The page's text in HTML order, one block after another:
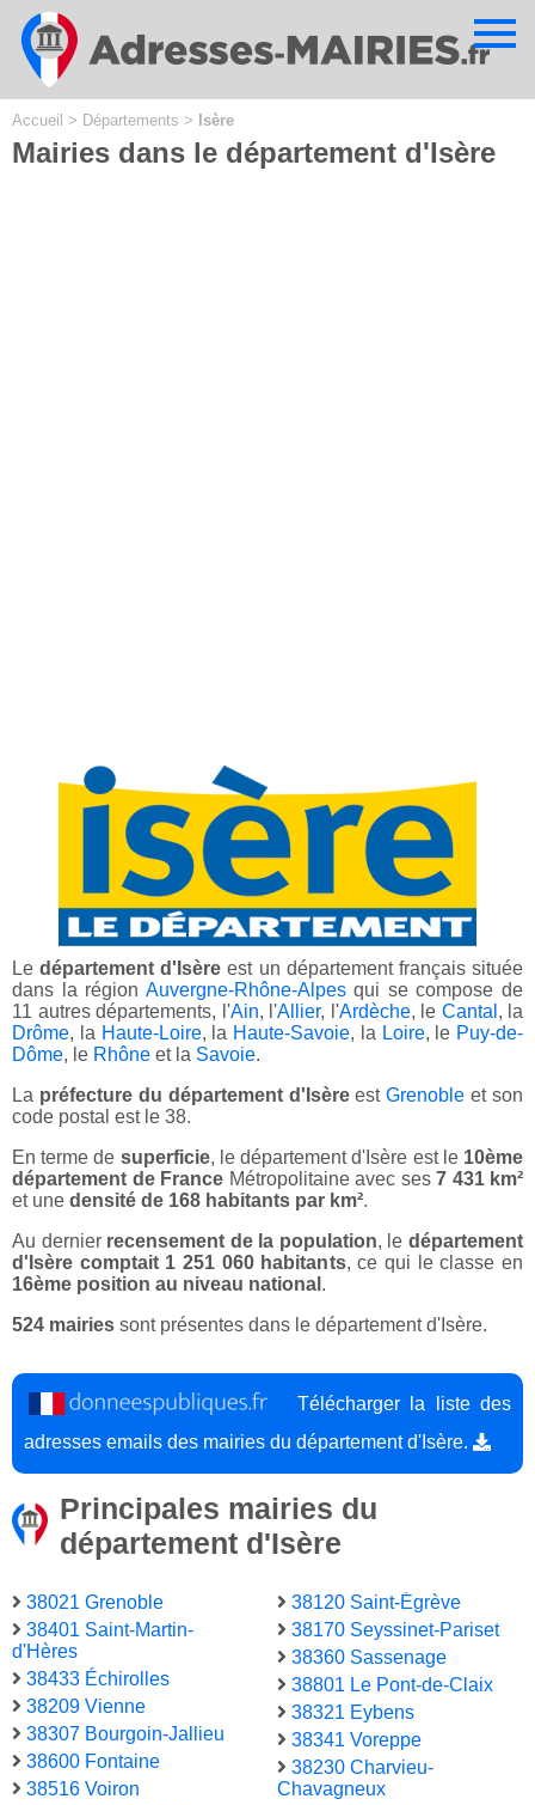
Accueil > Départements > Isère
Mairies dans le département d'Isère
Ledépartement d'Isère est un département français située
dans la région Auvergne-Rhône-Alpesqui se compose de
11 autres départements, l'Ain, l'Allier, l'Ardèche, le Cantal , la
Drôme, la Haute-Loire, la Haute-Savoie, la Loire, le Puy-de-
Dôme, le Rhône et la Savoie.
La préfecture du département d'IsèreestGrenoble et son
code postal est le 38.
En terme de superficie, le département d'Isère est le 10ème
département de France Métropolitaine avec ses 7 431 km²
et une densité de 168 habitants par km².
Au dernier recensement de la population, ledépartement
d'Isère comptait 1 251 060 habitants, ce qui le classe en
16ème position au niveau national .
524 mairies sont présentes dans le département d'Isère.
Télécharger la liste des
adresses emails des mairies du département d'Isère.
Principales mairies du
département d'Isère
38021 Grenoble
38401 Saint-Martin-
d'Hères
38433 Échirolles
38209 Vienne
38307 Bourgoin-Jallieu
38600 Fontaine
38516 Voiron
38120 Saint-Égrève
38170 Seyssinet-Pariset
38360 Sassenage
38801 Le Pont-de-Claix
38321 Eybens
38341 Voreppe
38230 Charvieu-
Chavagneux
Cookies management panel